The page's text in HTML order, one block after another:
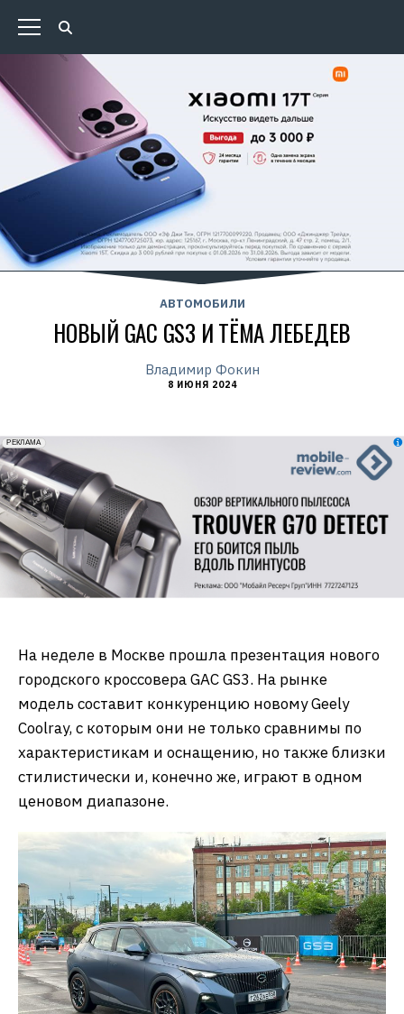
АВТОМОБИЛИ
НОВЫЙ GAC GS3 И ТЁМА ЛЕБЕДЕВ
Владимир Фокин
8 ИЮНЯ 2024
erid: 2VfnxxmNzs5
РЕКЛАМА
На неделе в Москве прошла презентация нового
городского кроссовера GAC GS3. На рынке
модель составит конкуренцию новому Geely
Coolray, с которым они не только сравнимы по
характеристикам и оснащению, но также близки
стилистически и, конечно же, играют в одном
ценовом диапазоне.